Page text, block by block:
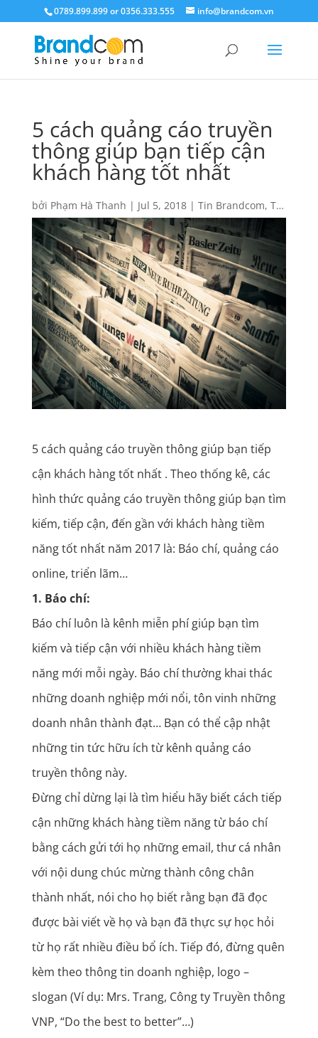
0789.899.899 or 0356.333.555 info@brandcom.vn
5 cách quảng cáo truyền
thông giúp bạn tiếp cận
khách hàng tốt nhất
bởi Phạm Hà Thanh | Jul 5, 2018| Tin Brandcom, Tin
tức
5 cách quảng cáo truyền thông giúp bạn tiếp
cận khách hàng tốt nhất . Theo thống kê, các
hình thức quảng cáo truyền thông giúp bạn tìm
kiếm, tiếp cận, đến gần với khách hàng tiềm
năng tốt nhất năm 2017 là: Báo chí, quảng cáo
online, triển lãm…
1. Báo chí:
Báo chí luôn là kênh miễn phí giúp bạn tìm
kiếm và tiếp cận với nhiều khách hàng tiềm
năng mới mỗi ngày. Báo chí thường khai thác
những doanh nghiệp mới nổi, tôn vinh những
doanh nhân thành đạt… Bạn có thể cập nhật
những tin tức hữu ích từ kênh quảng cáo
truyền thông này.
Đừng chỉ dừng lại là tìm hiểu hãy biết cách tiếp
cận những khách hàng tiềm năng từ báo chí
bằng cách gửi tới họ những email, thư cá nhân
với nội dung chúc mừng thành công chân
thành nhất, nói cho họ biết rằng bạn đã đọc
được bài viết về họ và bạn đã thực sự học hỏi
từ họ rất nhiều điều bổ ích. Tiếp đó, đừng quên
kèm theo thông tin doanh nghiệp, logo –
slogan (Ví dụ: Mrs. Trang, Công ty Truyền thông
VNP, “Do the best to better”…)